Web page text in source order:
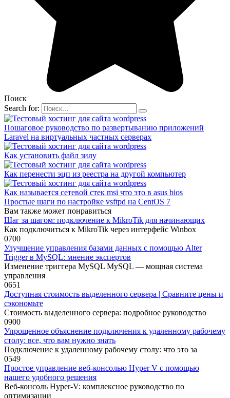
Поиск
Search for:
Пошаговое руководство по развертыванию приложений
Laravel на виртуальных частных серверах
Как установить файл зилу
Как перенести эцп из реестра на другой компьютер
Как называется сетевой стек msi что это в asus bios
Простые шаги по настройке vsftpd на CentOS 7
Вам также может понравиться
Шаг за шагом: подключение к MikroTik для начинающих
Как подключиться к MikroTik через интерфейс Winbox
0700
Улучшение управления базами данных с помощью Alter
Trigger в MySQL: мнение экспертов
Изменение триггера MySQL MySQL — мощная система
управления
0651
Доступная стоимость выделенного сервера | Сравните цены и
сэкономьте
Стоимость выделенного сервера: подробное руководство
0900
Упрощенное объяснение подключения к удаленному рабочему
столу: все, что вам нужно знать
Подключение к удаленному рабочему столу: что это за
0549
Простое управление веб-консолью Hyper V с помощью
нашего удобного решения
Веб-консоль Hyper-V: комплексное руководство по
оптимизации